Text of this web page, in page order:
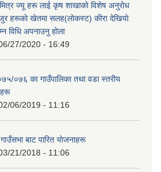
ज्यू हरू लाई कृष शाखाकाे विशेष अनुराेध
हरूकाे खेतमा सलह(लाेकस्ट) कीरा देखियाे
विधि अपनाउनु हाेला
27/2020 - 16:49
०७६ का गाउँपालिका तथा वडा स्तरीय
06/2019 - 11:16
बाट पारित याेजनाहरू
21/2018 - 11:06